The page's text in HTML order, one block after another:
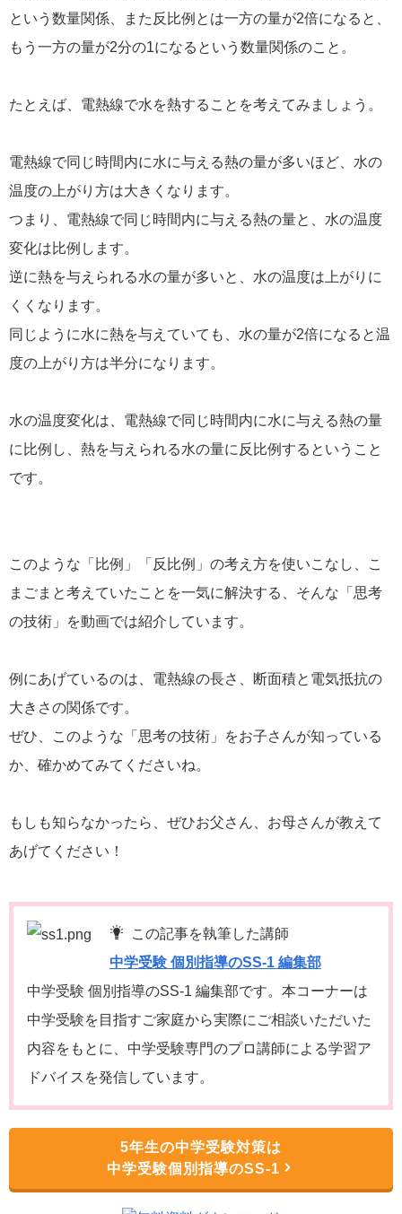
という数量関係、また反比例とは一方の量が2倍になると、
もう一方の量が2分の1になるという数量関係のこと。
たとえば、電熱線で水を熱することを考えてみましょう。
電熱線で同じ時間内に水に与える熱の量が多いほど、水の
温度の上がり方は大きくなります。
つまり、電熱線で同じ時間内に与える熱の量と、水の温度
変化は比例します。
逆に熱を与えられる水の量が多いと、水の温度は上がりに
くくなります。
同じように水に熱を与えていても、水の量が2倍になると温
度の上がり方は半分になります。
水の温度変化は、電熱線で同じ時間内に水に与える熱の量
に比例し、熱を与えられる水の量に反比例するということ
です。
このような「比例」「反比例」の考え方を使いこなし、こ
まごまと考えていたことを一気に解決する、そんな「思考
の技術」を動画では紹介しています。
例にあげているのは、電熱線の長さ、断面積と電気抵抗の
大きさの関係です。
ぜひ、このような「思考の技術」をお子さんが知っている
か、確かめてみてくださいね。
もしも知らなかったら、ぜひお父さん、お母さんが教えて
あげてください！
この記事を執筆した講師
中学受験 個別指導のSS-1 編集部
中学受験 個別指導のSS-1 編集部です。本コーナーは
中学受験を目指すご家庭から実際にご相談いただいた
内容をもとに、中学受験専門のプロ講師による学習ア
ドバイスを発信しています。
5年生の中学受験対策は
中学受験個別指導のSS-1